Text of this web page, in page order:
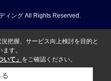
ィング All Rights Reserved.
把握、サービス向上検討を目的と
す。
いて」 をご確認ください。